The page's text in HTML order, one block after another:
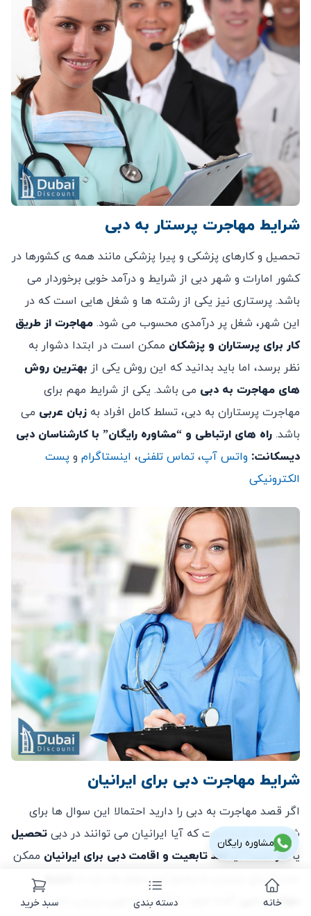
شرایط مهاجرت پرستار به دبی
تحصیل و کارهای پزشکی و پیرا پزشکی مانند همه ی کشورها در
کشور امارات و شهر دبی از شرایط و درآمد خوبی برخوردار می
باشد. پرستاری نیز یکی از رشته ها و شغل هایی است که در
این شهر، شغل پر درآمدی محسوب می شود. مهاجرت از طریق
کار برای پرستاران و پزشکان ممکن است در ابتدا دشوار به
نظر برسد، اما باید بدانید که این روش یکی از بهترین روش
های مهاجرت به دبی می باشد. یکی از شرایط مهم برای
مهاجرت پرستاران به دبی، تسلط کامل افراد به زبان عربی می
باشد. راه های ارتباطی و “مشاوره رایگان” با کارشناسان دبی
دیسکانت: واتس آپ، تماس تلفنی، اینستاگرام و پست
الکترونیکی
شرایط مهاجرت دبی برای ایرانیان
اگر قصد مهاجرت به دبی را دارید احتمالا این سوال ها برای
شما ایجاد شده است که آیا ایرانیان می توانند در دبی تحصیل
یاکارکنند؟ آیااخذ تابعیت و اقامت دبی برای ایرانیان ممکن
است؟ برای رسیدن به پاسخ این سوال ها باید با
شرایط
مهاجرت دبی
آشنا شوید و آنها را به خوبی بررسی نمایید. راه
مشاوره رایگان
خانه دسته بندی سبد خرید